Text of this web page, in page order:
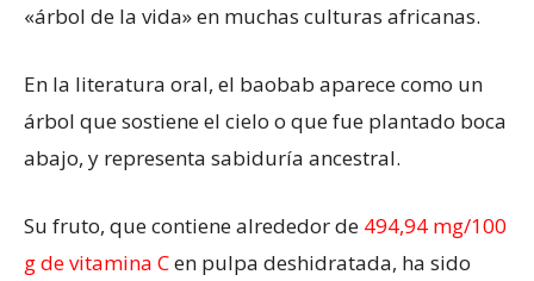
«árbol de la vida» en muchas culturas africanas.
En la literatura oral, el baobab aparece como un
árbol que sostiene el cielo o que fue plantado boca
abajo, y representa sabiduría ancestral.
Su fruto, que contiene alrededor de 494,94 mg/100
g de vitamina Cen pulpa deshidratada, ha sido